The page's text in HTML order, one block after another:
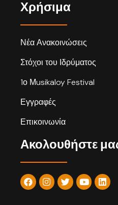
Χρήσιμα
Νέα Ανακοινώσεις
Στόχοι του Ιδρύματος
1ο Μusikaloy Festival
Εγγραφές
Επικοινωνία
Ακολουθήστε